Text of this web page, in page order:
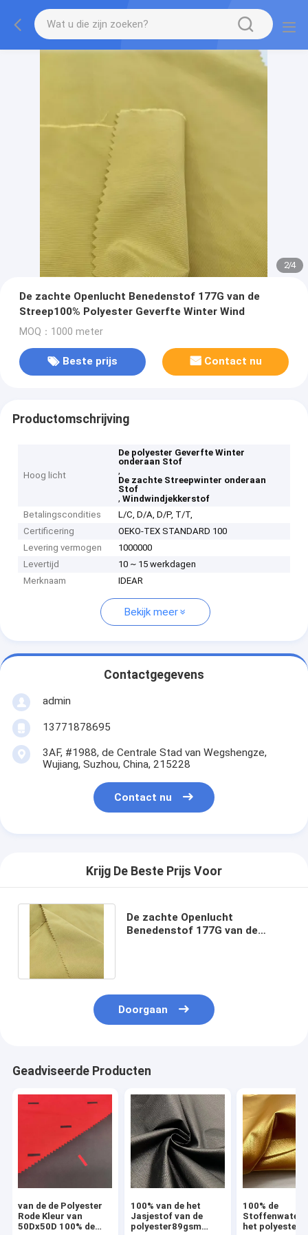
2/4
De zachte Openlucht Benedenstof 177G van de
Streep100% Polyester Geverfte Winter Wind
MOQ：1000 meter
Beste prijs Contact nu
Productomschrijving
Hoog licht
De polyester Geverfte Winter
onderaan Stof
,
De zachte Streepwinter onderaan
Stof
,Windwindjekkerstof
Betalingscondities
L/C, D/A, D/P, T/T,
Certificering
OEKO-TEX STANDARD 100
Levering vermogen
1000000
Levertijd
10 ~ 15 werkdagen
Merknaam
IDEAR
Bekijk meer
Contactgegevens
admin
13771878695
3AF, #1988, de Centrale Stad van Wegshengze,
Wujiang, Suzhou, China, 215228
Contact nu
Krijg De Beste Prijs Voor
De zachte Openlucht
Benedenstof 177G van de
Doorgaan
Geadviseerde Producten
van de de Polyester
Rode Kleur van
50Dx50D 100% de
100% van de het
Jasjestof van de
polyester89gsm
100% de
Stoffenwater
het